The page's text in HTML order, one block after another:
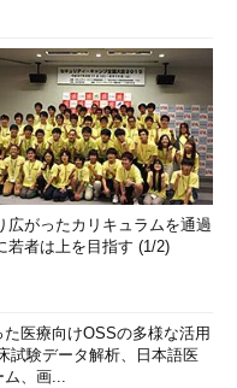
る
は、以後、同じサブスク
てつつAutomationアカ
広がったカリキュラムを通過
若者は上を目指す (1/2)
医療向けOSSの多様な活用
試験データ解析、日本語医
ム、画...